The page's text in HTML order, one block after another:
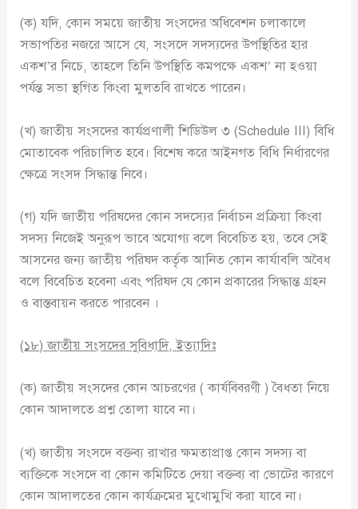
(ক) যদি, কোন সময়ে জাতীয় সংসদের অধিবেশন চলাকালে
সভাপতির নজরে আসে যে, সংসদে সদস্যদের উপস্থিতির হার
একশ’র নিচে, তাহলে তিনি উপস্থিতি কমপক্ষে একশ’ না হওয়া
পর্যন্ত সভা স্থগিত কিংবা মুলতবি রাখতে পারেন।
(খ) জাতীয় সংসদের কার্যপ্রণালী শিডিউল ৩ (Schedule III) বিধি
মোতাবেক পরিচালিত হবে। বিশেষ করে আইনগত বিধি নির্ধারণের
ক্ষেত্রে সংসদ সিদ্ধান্ত নিবে।
(গ) যদি জাতীয় পরিষদের কোন সদস্যের নির্বাচন প্রক্রিয়া কিংবা
সদস্য নিজেই অনুরূপ ভাবে অযোগ্য বলে বিবেচিত হয়, তবে সেই
আসনের জন্য জাতীয় পরিষদ কর্তৃক আনিত কোন কার্যাবলি অবৈধ
বলে বিবেচিত হবেনা এবং পরিষদ যে কোন প্রকারের সিদ্ধান্ত গ্রহন
ও বাস্তবায়ন করতে পারবেন ।
(১৮)জাতীয় সংসদের সুবিধাদি,ইত্যাদিঃ
(ক) জাতীয় সংসদের কোন আচরণের ( কার্যবিবরণী ) বৈধতা নিয়ে
কোন আদালতে প্রশ্ন তোলা যাবে না।
(খ) জাতীয় সংসদে বক্তব্য রাখার ক্ষমতাপ্রাপ্ত কোন সদস্য বা
ব্যক্তিকে সংসদে বা কোন কমিটিতে দেয়া বক্তব্য বা ভোটের কারণে
কোন আদালতের কোন কার্যক্রমের মুখোমুখি করা যাবে না।